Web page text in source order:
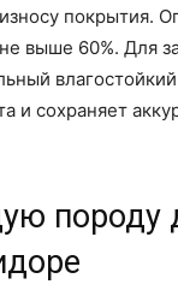
покрытия.
выше 60%. Для
и сохраняет
породу